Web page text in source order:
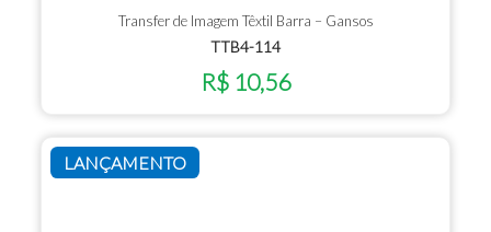
Transfer de Imagem Têxtil Barra – Gansos
TTB4-114
R$ 10,56
LANÇAMENTO